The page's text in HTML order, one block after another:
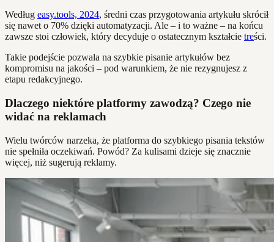
Według easy.tools, 2024, średni czas przygotowania artykułu skrócił
się nawet o 70% dzięki automatyzacji. Ale – i to ważne – na końcu
zawsze stoi człowiek, który decyduje o ostatecznym kształcie treści.
Takie podejście pozwala na szybkie pisanie artykułów bez
kompromisu na jakości – pod warunkiem, że nie rezygnujesz z
etapu redakcyjnego.
Dlaczego niektóre platformy zawodzą? Czego nie
widać na reklamach
Wielu twórców narzeka, że platforma do szybkiego pisania tekstów
nie spełniła oczekiwań. Powód? Za kulisami dzieje się znacznie
więcej, niż sugerują reklamy.